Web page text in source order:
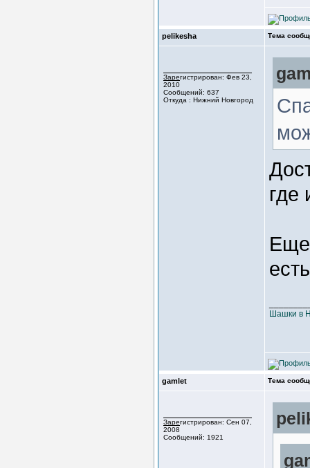
pelikesha Тема
Зарегистрирован: Фев 23,
2010
Сообщений: 637
Откуда : Нижний Новгород
где
Еще
Шашки в
gamlet Тема
Зарегистрирован: Сен 07,
2008
Сообщений: 1921